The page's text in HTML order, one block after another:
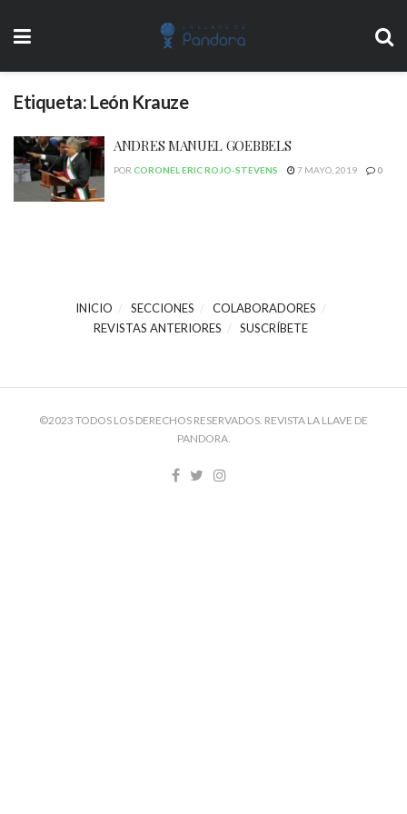
Etiqueta: León Krauze
ANDRES MANUEL GOEBBELS
POR CORONEL ERIC ROJO-STEVENS 7 MAYO, 2019 0
INICIO SECCIONES
COLABORADORES
REVISTAS ANTERIORES
SUSCRÍBETE
©2023 TODOS LOS DERECHOS RESERVADOS. REVISTA LA LLAVE DE
PANDORA.